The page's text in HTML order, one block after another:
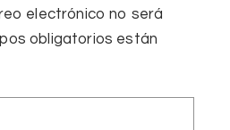
electrónico no será
obligatorios están